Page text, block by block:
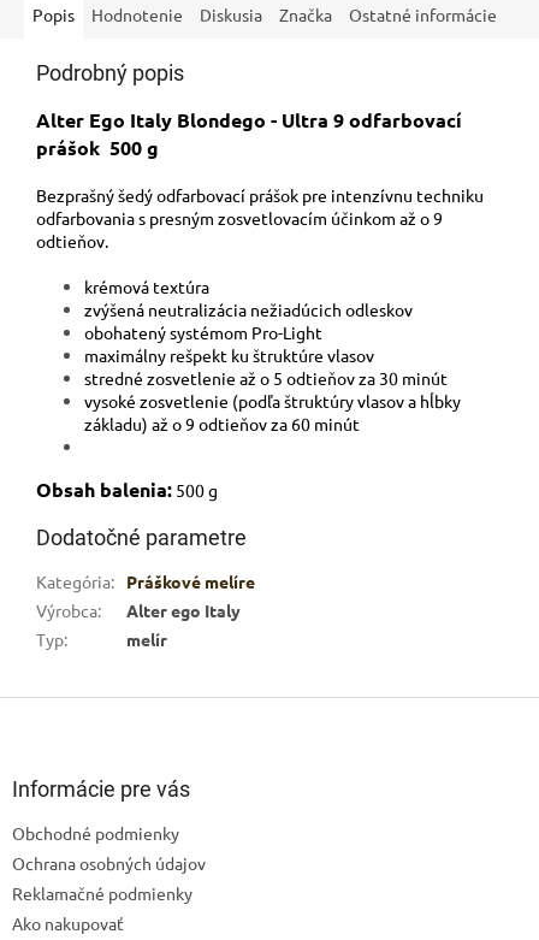
Popis Hodnotenie Diskusia Značka Ostatné informácie
Podrobný popis
Alter Ego Italy Blondego - Ultra 9 odfarbovací
prášok 500 g
Bezprašný šedý odfarbovací prášok pre intenzívnu techniku
odfarbovania s presným zosvetlovacím účinkom až o 9
odtieňov.
krémová textúra
zvýšená neutralizácia nežiadúcich odleskov
obohatený systémom Pro-Light
maximálny rešpekt ku štruktúre vlasov
stredné zosvetlenie až o 5 odtieňov za 30 minút
vysoké zosvetlenie (podľa štruktúry vlasov a hĺbky
základu) až o 9 odtieňov za 60 minút
Obsah balenia: 500 g
Dodatočné parametre
Kategória:
Práškové melíre
Výrobca:
Alter ego Italy
Typ: melír
Informácie pre vás
Obchodné podmienky
Ochrana osobných údajov
Reklamačné podmienky
Ako nakupovať